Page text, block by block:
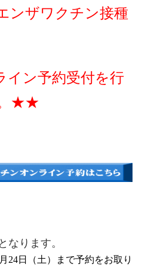
ンザワクチン接種
。★★
なります。
24日（土）まで予約をお取り